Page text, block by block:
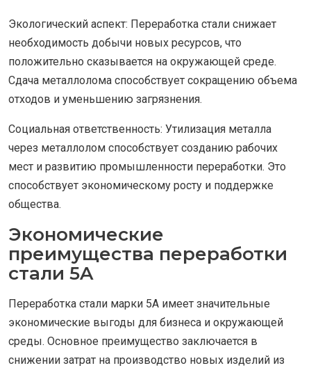
Экологический аспект: Переработка стали снижает
необходимость добычи новых ресурсов, что
положительно сказывается на окружающей среде.
Сдача металлолома способствует сокращению объема
отходов и уменьшению загрязнения.
Социальная ответственность: Утилизация металла
через металлолом способствует созданию рабочих
мест и развитию промышленности переработки. Это
способствует экономическому росту и поддержке
общества.
Экономические
преимущества переработки
стали 5A
Переработка стали марки 5A имеет значительные
экономические выгоды для бизнеса и окружающей
среды. Основное преимущество заключается в
снижении затрат на производство новых изделий из